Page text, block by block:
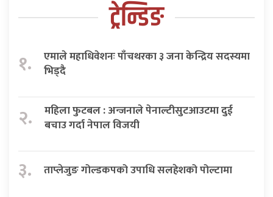
ट्रेन्डिङ
१.
एमाले महाधिवेशनः पाँचथरका ३ जना केन्द्रिय सदस्यमा
भिड्दै
२.
महिला फुटबल : अन्जनाले पेनाल्टीसुटआउटमा दुई
बचाउ गर्दा नेपाल विजयी
३. ताप्लेजुङ गोल्डकपको उपाधि सलहेशको पोल्टामा